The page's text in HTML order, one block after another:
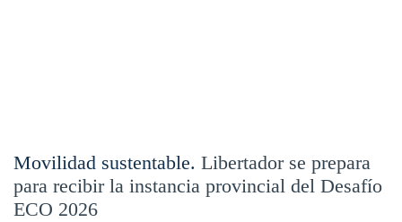
Movilidad sustentable. Libertador se prepara
para recibir la instancia provincial del Desafío
ECO 2026